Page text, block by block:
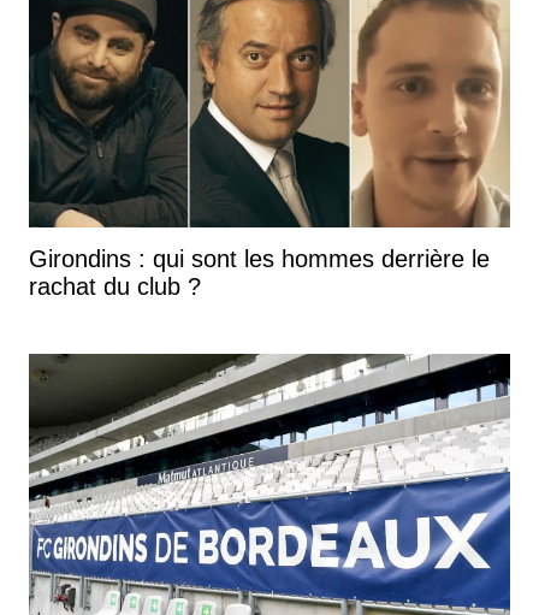
Girondins : qui sont les hommes derrière le
rachat du club ?